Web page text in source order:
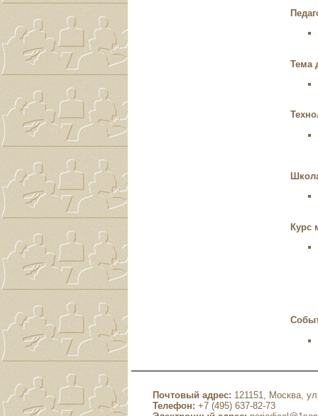
Тема
Курс
Почтовый адрес: 121151, Москва,
Телефон: +7 (495) 637-82-73